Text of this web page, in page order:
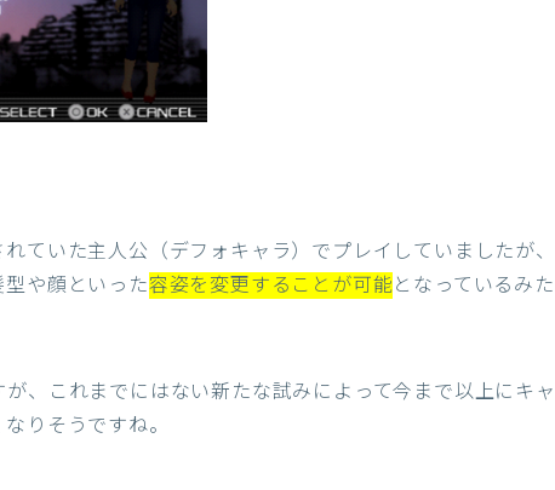
ていた主人公（デフォキャラ）でプレイしていましたが、
や顔といった容姿を変更することが可能となっているみた
が、これまでにはない新たな試みによって今まで以上にキャ
りそうですね。